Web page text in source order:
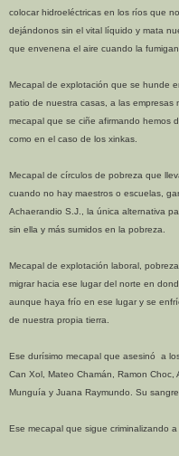
colocar hidroeléctricas en los ríos que
dejándonos sin el vital líquido y mata
que envenena el aire cuando la fumigan.
Mecapal de explotación que se hunde
patio de nuestra casas, a las empresas
mecapal que se ciñe afirmando hemos
como en el caso de los xinkas.
Mecapal de círculos de pobreza que
cuando no hay maestros o escuelas,
Achaerandio S.J., la única alternativa
sin ella y más sumidos en la pobreza.
Mecapal de explotación laboral,
migrar hacia ese lugar del norte en
aunque haya frío en ese lugar y se
de nuestra propia tierra.
Ese durísimo mecapal que asesinó a
Can Xol, Mateo Chamán, Ramon Choc,
Munguía y Juana Raymundo. Su
Ese mecapal que sigue criminalizando a